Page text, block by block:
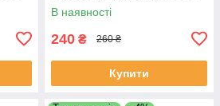
В наявності
240 ₴ 260 ₴
Купити